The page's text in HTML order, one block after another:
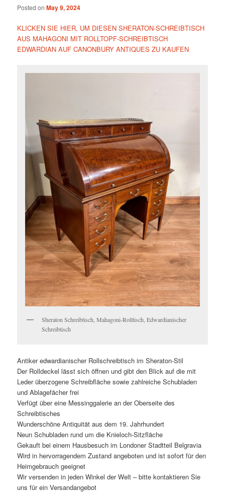
Posted onMay 9, 2024
KLICKEN SIE HIER, UM DIESEN SHERATON-SCHREIBTISCH
AUS MAHAGONI MIT ROLLTOPF-SCHREIBTISCH
EDWARDIAN AUF CANONBURY ANTIQUES ZU KAUFEN
Sheraton Schreibtisch, Mahagoni-Rolltisch, Edwardianischer
Schreibtisch
Antiker edwardianischer Rollschreibtisch im Sheraton-Stil
Der Rolldeckel lässt sich öffnen und gibt den Blick auf die mit
Leder überzogene Schreibfläche sowie zahlreiche Schubladen
und Ablagefächer frei
Verfügt über eine Messinggalerie an der Oberseite des
Schreibtisches
Wunderschöne Antiquität aus dem 19. Jahrhundert
Neun Schubladen rund um die Knieloch-Sitzfläche
Gekauft bei einem Hausbesuch im Londoner Stadtteil Belgravia
Wird in hervorragendem Zustand angeboten und ist sofort für den
Heimgebrauch geeignet
Wir versenden in jeden Winkel der Welt – bitte kontaktieren Sie
uns für ein Versandangebot